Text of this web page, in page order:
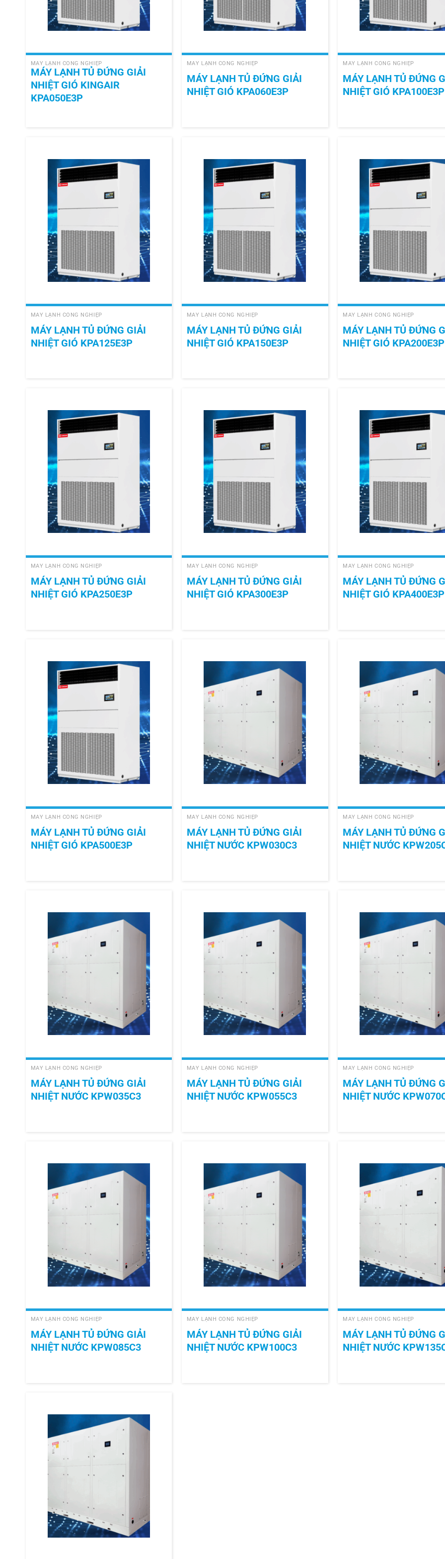
MÁY LẠNH CÔNG NGHIỆP
MÁY LẠNH TỦ ĐỨNG GIẢI
NHIỆT GIÓ KINGAIR
KPA050E3P
MÁY LẠNH CÔNG NGHIỆP
MÁY LẠNH TỦ ĐỨNG GIẢI
NHIỆT GIÓ KPA060E3P
MÁY LẠNH CÔNG NGHIỆP
MÁY LẠNH TỦ ĐỨNG
NHIỆT GIÓ KPA100E3P
MÁY LẠNH CÔNG NGHIỆP
MÁY LẠNH TỦ ĐỨNG GIẢI
NHIỆT GIÓ KPA125E3P
MÁY LẠNH CÔNG NGHIỆP
MÁY LẠNH TỦ ĐỨNG GIẢI
NHIỆT GIÓ KPA150E3P
MÁY LẠNH CÔNG NGHIỆP
MÁY LẠNH TỦ ĐỨNG
NHIỆT GIÓ KPA200E3P
MÁY LẠNH CÔNG NGHIỆP
MÁY LẠNH TỦ ĐỨNG GIẢI
NHIỆT GIÓ KPA250E3P
MÁY LẠNH CÔNG NGHIỆP
MÁY LẠNH TỦ ĐỨNG GIẢI
NHIỆT GIÓ KPA300E3P
MÁY LẠNH CÔNG NGHIỆP
MÁY LẠNH TỦ ĐỨNG
NHIỆT GIÓ KPA400E3P
MÁY LẠNH CÔNG NGHIỆP
MÁY LẠNH TỦ ĐỨNG GIẢI
NHIỆT GIÓ KPA500E3P
MÁY LẠNH CÔNG NGHIỆP
MÁY LẠNH TỦ ĐỨNG GIẢI
NHIỆT NƯỚC KPW030C3
MÁY LẠNH CÔNG NGHIỆP
MÁY LẠNH TỦ ĐỨNG
NHIỆT NƯỚC
MÁY LẠNH CÔNG NGHIỆP
MÁY LẠNH TỦ ĐỨNG GIẢI
NHIỆT NƯỚC KPW035C3
MÁY LẠNH CÔNG NGHIỆP
MÁY LẠNH TỦ ĐỨNG GIẢI
NHIỆT NƯỚC KPW055C3
MÁY LẠNH CÔNG NGHIỆP
MÁY LẠNH TỦ ĐỨNG
NHIỆT NƯỚC
MÁY LẠNH CÔNG NGHIỆP
MÁY LẠNH TỦ ĐỨNG GIẢI
NHIỆT NƯỚC KPW085C3
MÁY LẠNH CÔNG NGHIỆP
MÁY LẠNH TỦ ĐỨNG GIẢI
NHIỆT NƯỚC KPW100C3
MÁY LẠNH CÔNG NGHIỆP
MÁY LẠNH TỦ ĐỨNG
NHIỆT NƯỚC